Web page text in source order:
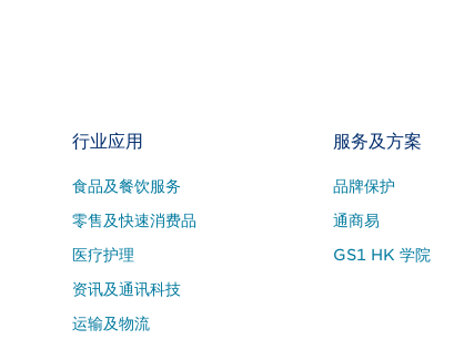
行业应用
食品及餐饮服务
零售及快速消费品
医疗护理
资讯及通讯科技
运输及物流
服务及方案
品牌保护
通商易
GS1 HK 学院